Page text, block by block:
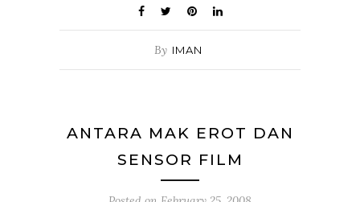
By IMAN
ANTARA MAK EROT DAN
SENSOR FILM